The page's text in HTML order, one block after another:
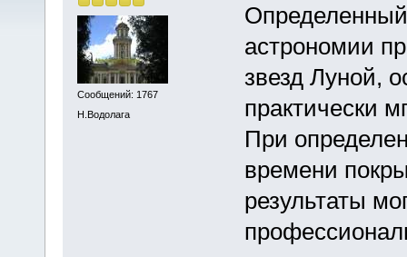
Сообщений: 1767
Н.Водолага
астрономии
звезд Луной,
практически
При
времени
результаты